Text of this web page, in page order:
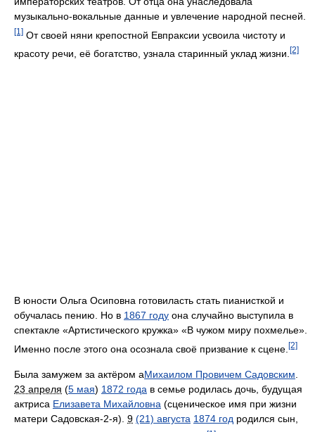
музыкально-вокальные данные и увлечение народной песней.
[1] От своей няни крепостной Евпраксии усвоила чистоту и
красоту речи, её богатство, узнала старинный уклад жизни. [2]
В юности Ольга Осиповна готовиласть стать пианисткой и
обучалась пению. Но в 1867 году она случайно выступила в
спектакле «Артистического кружка» «В чужом миру похмелье».
Именно после этого она осознала своё призвание к сцене. [2]
Была замужем за актёром аМихаилом Провичем Садовским
23 апреля (5 мая) 1872 года в семье родилась дочь, будущая
актриса Елизавета Михайловна (сценическое имя при жизни
матери Садовская-2-я). 9 (21) августа 1874 год родился сын,